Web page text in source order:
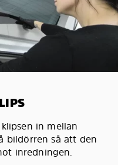
in mellan
bildörren så att den
inredningen.